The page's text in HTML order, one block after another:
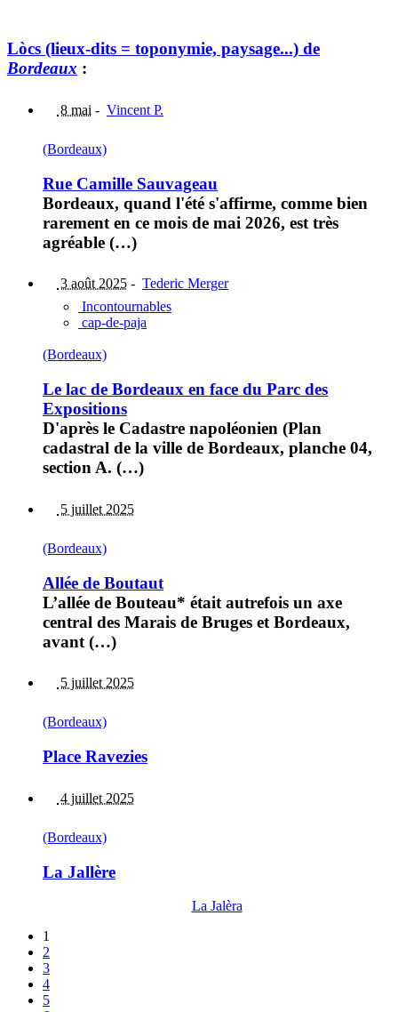
Lòcs (lieux-dits = toponymie, paysage...) de
Bordeaux :
8 mai - Vincent P.
(Bordeaux)
Rue Camille Sauvageau
Bordeaux, quand l'été s'affirme, comme bien
rarement en ce mois de mai 2026, est très
agréable (…)
3 août 2025 - Tederic Merger
Incontournables
cap-de-paja
(Bordeaux)
Le lac de Bordeaux en face du Parc des
Expositions
D'après le Cadastre napoléonien (Plan
cadastral de la ville de Bordeaux, planche 04,
section A. (…)
5 juillet 2025
(Bordeaux)
Allée de Boutaut
L’allée de Bouteau* était autrefois un axe
central des Marais de Bruges et Bordeaux,
avant (…)
5 juillet 2025
(Bordeaux)
Place Ravezies
4 juillet 2025
(Bordeaux)
La Jallère
La Jalèra
1
2
3
4
5